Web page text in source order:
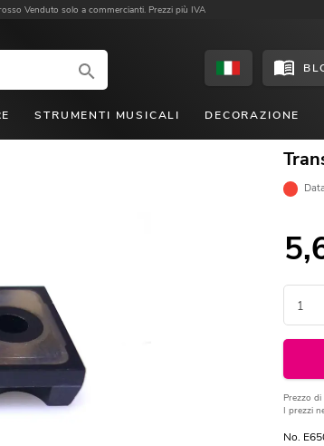
Venduto solo a commercianti. Prezzi più IVA
STRUMENTI MUSICALI DECORAZIONE
Prezzo di
I prezzi
No.